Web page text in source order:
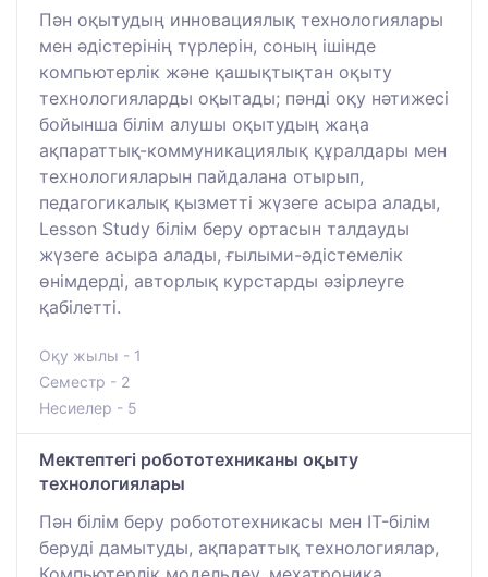
Пән оқытудың инновациялық технологиялары
мен әдістерінің түрлерін, соның ішінде
компьютерлік және қашықтықтан оқыту
технологияларды оқытады; пәнді оқу нәтижесі
бойынша білім алушы оқытудың жаңа
ақпараттық-коммуникациялық құралдары мен
технологияларын пайдалана отырып,
педагогикалық қызметті жүзеге асыра алады,
Lesson Study білім беру ортасын талдауды
жүзеге асыра алады, ғылыми-әдістемелік
өнімдерді, авторлық курстарды әзірлеуге
қабілетті.
Оқу жылы - 1
Семестр - 2
Несиелер - 5
Мектептегі робототехниканы оқыту
технологиялары
Пән білім беру робототехникасы мен IT-білім
беруді дамытуды, ақпараттық технологиялар,